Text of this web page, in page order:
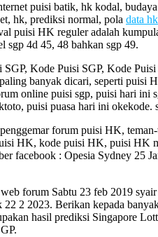
puisi batik, hk kodal,
hk, prediksi normal, pola data hk
puisi HK reguler adalah
sgp 4d 45, 48 bahkan sgp 49.
Kode Puisi SGP, Kode
banyak dicari, seperti puisi
online puisi sgp, puisi hari ini
puisi puasa hari ini okekode.
forum puisi HK,
HK, kode puisi HK, puisi HK
facebook : Opesia Sydney 25
forum Sabtu 23 feb 2019
2 2023. Berikan kepada
hasil prediksi Singapore